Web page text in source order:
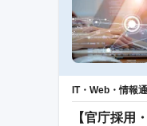
IT・Web・情報
【官庁採用